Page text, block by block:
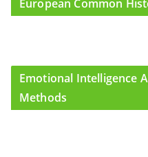
European Common
Emotional Intelligence
Methods